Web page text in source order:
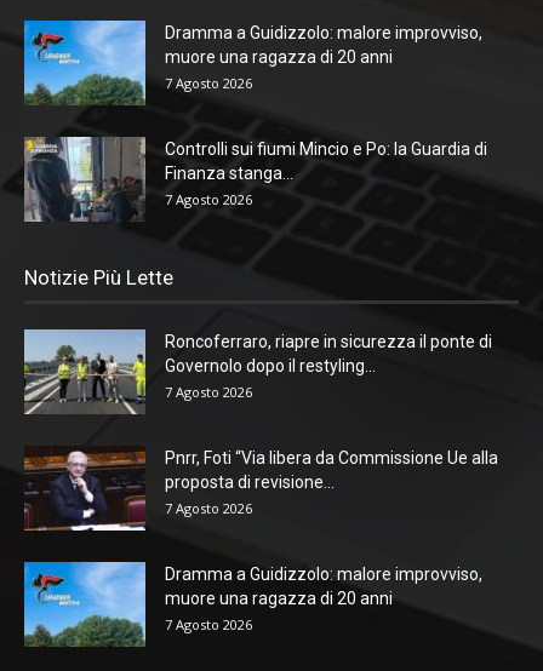
Dramma a Guidizzolo: malore improvviso,
muore una ragazza di 20 anni
7 Agosto 2026
Controlli sui fiumi Mincio e Po: la Guardia di
Finanza stanga...
7 Agosto 2026
Notizie Più Lette
Roncoferraro, riapre in sicurezza il ponte di
Governolo dopo il restyling...
7 Agosto 2026
Pnrr, Foti “Via libera da Commissione Ue alla
proposta di revisione...
7 Agosto 2026
Dramma a Guidizzolo: malore improvviso,
muore una ragazza di 20 anni
7 Agosto 2026